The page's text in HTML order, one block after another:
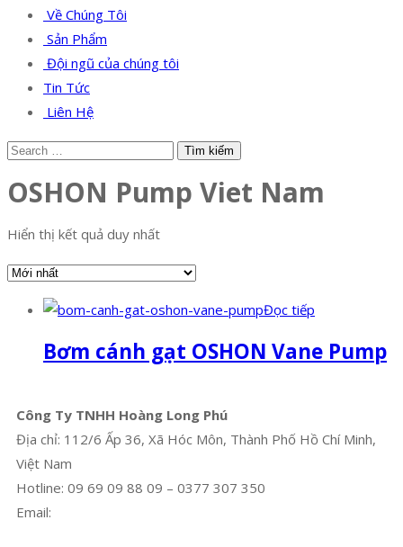
Về Chúng Tôi
Sản Phẩm
Đội ngũ của chúng tôi
Tin Tức
Liên Hệ
OSHON Pump Viet Nam
Hiển thị kết quả duy nhất
Đọc tiếp
Bơm cánh gạt OSHON Vane Pump
Công Ty TNHH Hoàng Long Phú
Địa chỉ: 112/6 Ấp 36, Xã Hóc Môn, Thành Phố Hồ Chí Minh,
Việt Nam
Hotline: 09 69 09 88 09 – 0377 307 350
Email: